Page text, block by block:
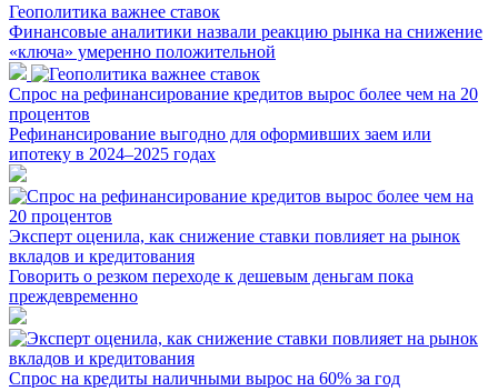
Геополитика важнее ставок
Финансовые аналитики назвали реакцию рынка на снижение
«ключа» умеренно положительной
Спрос на рефинансирование кредитов вырос более чем на 20
процентов
Рефинансирование выгодно для оформивших заем или
ипотеку в 2024–2025 годах
Эксперт оценила, как снижение ставки повлияет на рынок
вкладов и кредитования
Говорить о резком переходе к дешевым деньгам пока
преждевременно
Спрос на кредиты наличными вырос на 60% за год